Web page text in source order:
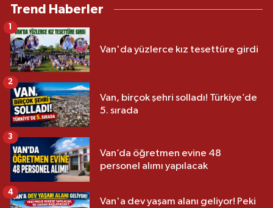
Trend Haberler
Van'da yüzlerce kız tesettüre girdi
1
Van, birçok şehri solladı! Türkiye’de
5. sırada
2
Van’da öğretmen evine 48
personel alımı yapılacak
3
Van'a dev yaşam alanı geliyor! Peki
4